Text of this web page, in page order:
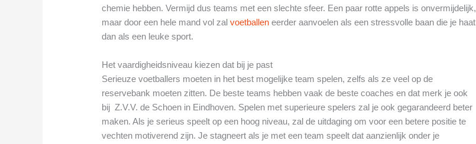
chemie hebben. Vermijd dus teams met een slechte sfeer. Een paar rotte appels is onvermijdelijk,
maar door een hele mand vol zalvoetballen eerder aanvoelen als een stressvolle baan die je haat
dan als een leuke sport.
Het vaardigheidsniveau kiezen dat bij je past
Serieuze voetballers moeten in het best mogelijke team spelen, zelfs als ze veel op de
reservebank moeten zitten. De beste teams hebben vaak de beste coaches en dat merk je ook
bij Z.V.V. de Schoen in Eindhoven. Spelen met superieure spelers zal je ook gegarandeerd beter
maken. Als je serieus speelt op een hoog niveau, zal de uitdaging om voor een betere positie te
vechten motiverend zijn. Je stagneert als je met een team speelt dat aanzienlijk onder je